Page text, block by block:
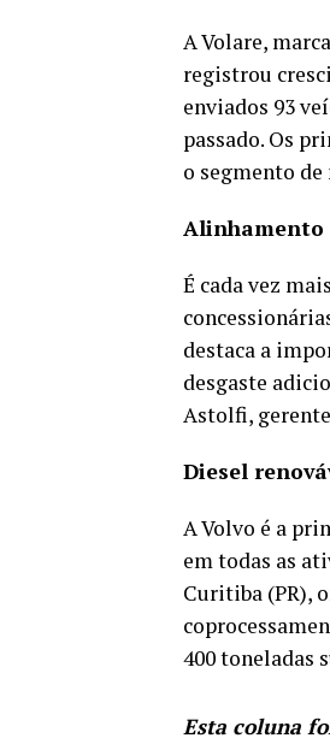
A Volare,
registrou
enviados 93
passado. Os
o segmento
Alinhamento
É cada vez
destaca a
desgaste
Astolfi,
Diesel
A Volvo é a
em todas as
Curitiba (PR),
400 toneladas
Esta coluna